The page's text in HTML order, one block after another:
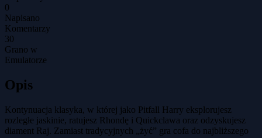
0
Napisano
Komentarzy
30
Grano w
Emulatorze
Opis
Kontynuacja klasyka, w której jako Pitfall Harry eksplorujesz
rozległe jaskinie, ratujesz Rhondę i Quickclawa oraz odzyskujesz
diament Raj. Zamiast tradycyjnych „żyć” gra cofa do najbliższego